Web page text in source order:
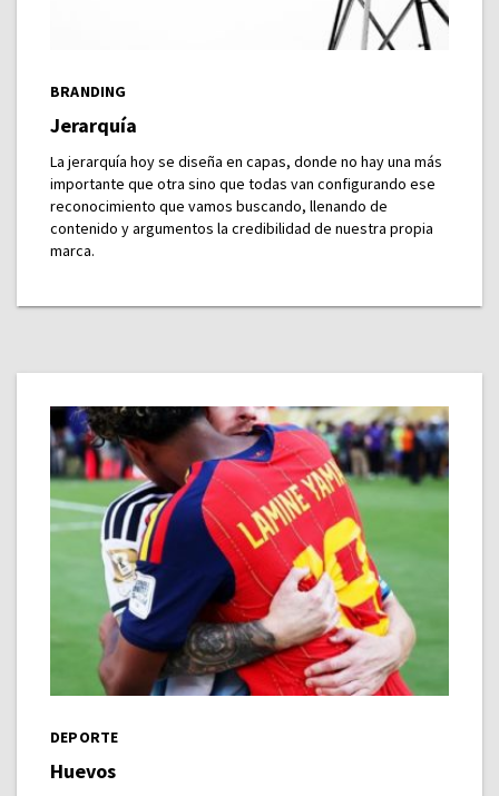
BRANDING
Jerarquía
La jerarquía hoy se diseña en capas, donde no hay una más
importante que otra sino que todas van configurando ese
reconocimiento que vamos buscando, llenando de
contenido y argumentos la credibilidad de nuestra propia
marca.
DEPORTE
Huevos